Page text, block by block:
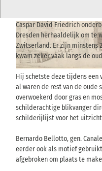
© via www.saechsische-schweiz.de ,
© viawww.saechsische-schweiz.de,
erie Alte Meister, Staatliche
Dresden, Foto: SKD I Elke Estel, Hans-Peter
t |CC-BY-
Oude Elbe poort in Pirna -
Caspar David Friedrich
Dresden herhaaldelijk om te
Zwitserland. Er zijn minstens
kwam zeker vaak langs de
Hij schetste deze tijdens een
al waren de rest van de oude
overwoekerd door gras en
schilderachtige blikvanger
schilderijlijst voor het
Bernardo Bellotto, gen.
eerder ook als motief
afgebroken om plaats te